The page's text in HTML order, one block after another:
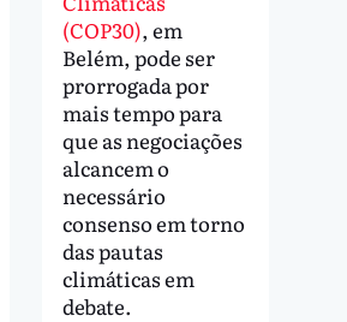
(COP30), em
Belém, pode ser
prorrogada por
mais tempo para
que as negociações
alcancem o
necessário
consenso em torno
das pautas
climáticas em
debate.